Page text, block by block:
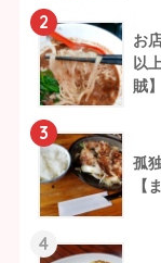
2
お
以
賊
3
孤
【
4